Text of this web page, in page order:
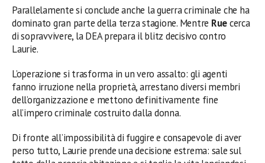
Parallelamente si conclude anche la guerra criminale che ha
dominato gran parte della terza stagione. Mentre Ruecerca
di sopravvivere, la DEA prepara il blitz decisivo contro
Laurie.
L’operazione si trasforma in un vero assalto: gli agenti
fanno irruzione nella proprietà, arrestano diversi membri
dell’organizzazione e mettono definitivamente fine
all’impero criminale costruito dalla donna.
Di fronte all’impossibilità di fuggire e consapevole di aver
perso tutto, Laurie prende una decisione estrema: sale sul